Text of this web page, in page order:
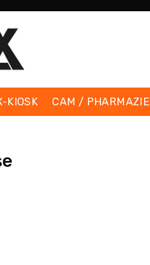
KIOSK CAM / PHARMAZIE